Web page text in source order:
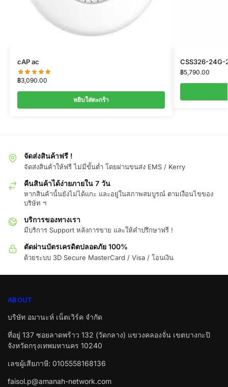
cAP ac
฿3,090.00
หยิบใส่ตะกร้า
CSS326-24G-
฿5,790.00
จัดส่งสินค้าฟรี !
จัดส่งสินค้าให้ฟรี ไม่มีขั้นต่ำ โดยผ่านขนส่ง EMS / Kerry
คืนสินค้าได้ง่ายภายใน 7 วัน
หากสินค้านั้นยังไม่ได้แกะ และอยู่ในสภาพสมบูรณ์ ตามเงือนไขของ
บริษัท ฯ
บริการของทางเรา
มีบริการ Support หลังการขาย และให้คำปรึกษาฟรี !
ตัดผ่านบัตรเครดิตปลอดภัย 100%
ด้วยระบบ 3D Secure MasterCard / Visa / โอนเงิน
ABOUT
บริษัท อมานะห์ เน็ตเวิร์ค จำกัด
ที่อยู่ 137 ซอยลาดพร้าว 132 (วัดกลาง) แขวงคลองจั่น เขตบางกะปิ
จังหวัดกรุงเทพมหานคร 10240
เลขผู้เสียภาษี: 0105558168136
faisol.p@amanah-network.com